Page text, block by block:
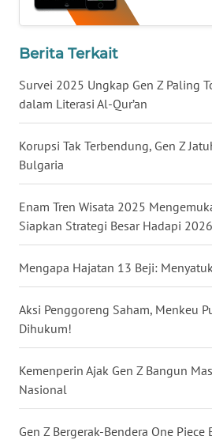
Berita Terkait
Survei 2025 Ungkap Gen Z Paling
dalam Literasi Al-Qur’an
Korupsi Tak Terbendung, Gen Z
Bulgaria
Enam Tren Wisata 2025
Siapkan Strategi Besar Hadapi 2026
Mengapa Hajatan 13 Beji:
Aksi Penggoreng Saham, Menkeu
Dihukum!
Kemenperin Ajak Gen Z Bangun
Nasional
Gen Z Bergerak-Bendera One Piece
KALTENG
WN
WN
KALSEL
KALTIM
WN
SULSEL
WN
GORONTALO
WN
SULUT